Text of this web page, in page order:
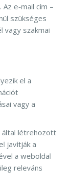
e-mail cím –
szükséges
vagy szakmai
el a
vagy a
által létrehozott
javítják a
a weboldal
releváns